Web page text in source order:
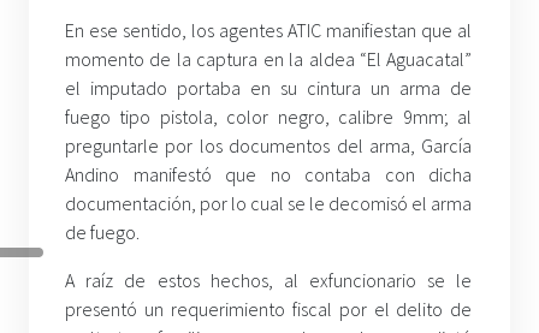
En ese sentido, los agentes ATIC manifiestan que al
momento de la captura en la aldea “El Aguacatal”
el imputado portaba en su cintura un arma de
fuego tipo pistola, color negro, calibre 9mm; al
preguntarle por los documentos del arma, García
Andino manifestó que no contaba con dicha
documentación, por lo cual se le decomisó el arma
de fuego.
A raíz de estos hechos, al exfuncionario se le
presentó un requerimiento fiscal por el delito de